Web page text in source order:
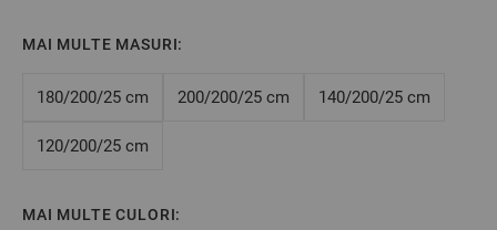
dumneavoastră: Lățime/Lungime/Înălțime
de pat cu oricare față de pernă sau cearșaf de pilotă în
Fabricat în Bulgaria
Mărime: 160/200/25 cm – acest cearșaf este potrivit
MAI MULTE MASURI:
180/200/25 cm 200/200/25 cm 140/200/25 cm
120/200/25 cm
MAI MULTE CULORI: